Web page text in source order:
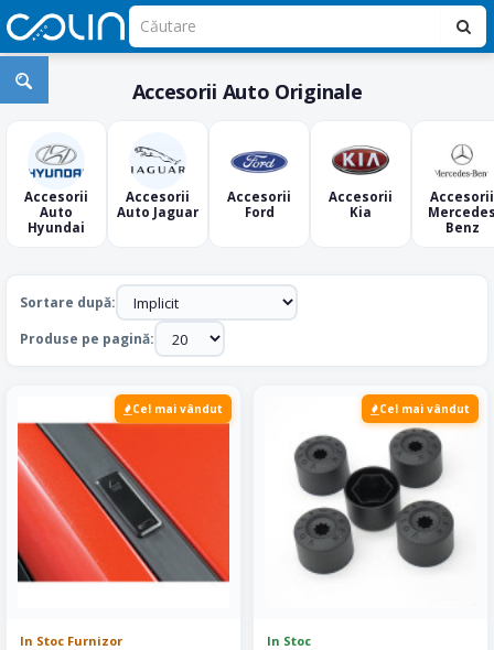
Accesorii Auto Originale
Accesorii
Auto
Hyundai
Accesorii
Auto Jaguar
Accesorii
Ford
Accesorii
Kia
Accesorii
Benz
Sortare după:
Produse pe pagină:
Cel mai vândut
In Stoc Furnizor
Cel mai vândut
In Stoc